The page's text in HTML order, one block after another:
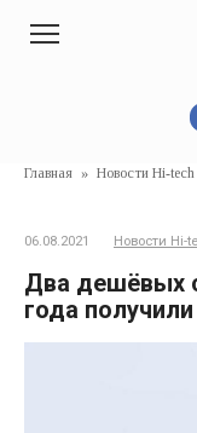
Главная » Новости Hi-tech
06.08.2021 Новости Hi-
Два дешёвых
года